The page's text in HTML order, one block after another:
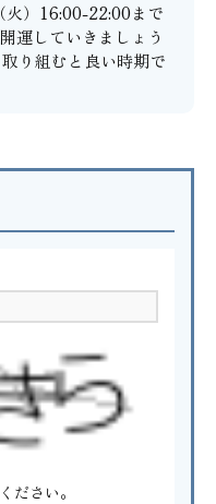
）16:00-22:00まで
運していきましょう
り組むと良い時期で
ださい。